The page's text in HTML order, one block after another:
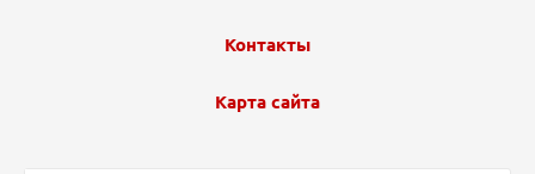
Контакты
Карта сайта